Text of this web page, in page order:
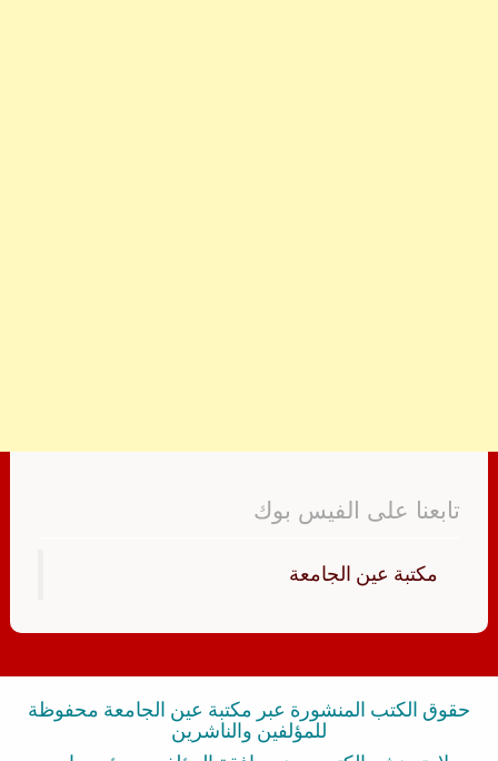
تابعنا على الفيس بوك
‏مكتبة عين الجامعة‏
حقوق الكتب المنشورة عبر مكتبة عين الجامعة محفوظة
للمؤلفين والناشرين